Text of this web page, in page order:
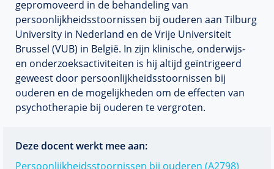
gepromoveerd in de behandeling van
persoonlijkheidsstoornissen bij ouderen aan Tilburg
University in Nederland en de Vrije Universiteit
Brussel (VUB) in België. In zijn klinische, onderwijs-
en onderzoeksactiviteiten is hij altijd geïntrigeerd
geweest door persoonlijkheidsstoornissen bij
ouderen en de mogelijkheden om de effecten van
psychotherapie bij ouderen te vergroten.
Deze docent werkt mee aan:
Persoonlijkheidsstoornissen bij ouderen (A2798)